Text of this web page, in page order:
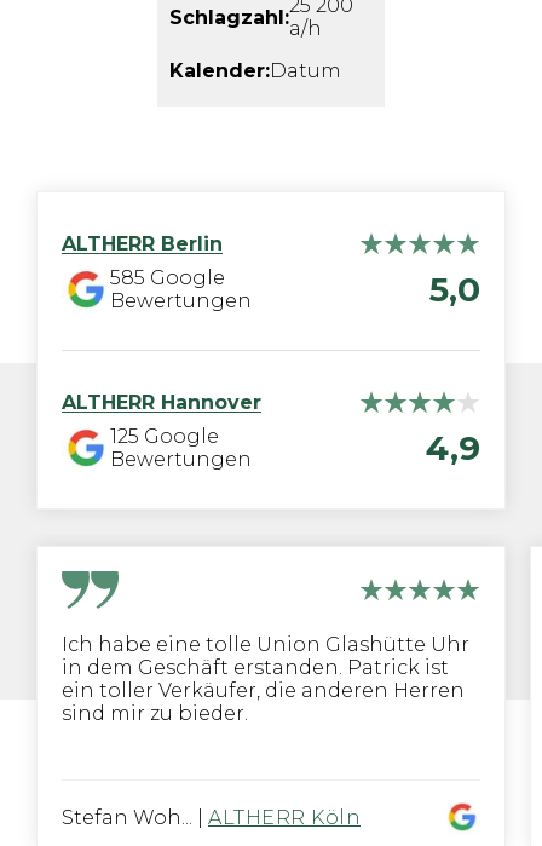
Schlagzahl:25 200
a/h
Kalender:Datum
ALTHERR Berlin
585 Google
Bewertungen
5,0
ALTHERR Hannover
125 Google
Bewertungen
4,9
Ich habe eine tolle Union Glashütte Uhr
in dem Geschäft erstanden. Patrick ist
ein toller Verkäufer, die anderen Herren
sind mir zu bieder.
Stefan Woh... ALTHERR Köln